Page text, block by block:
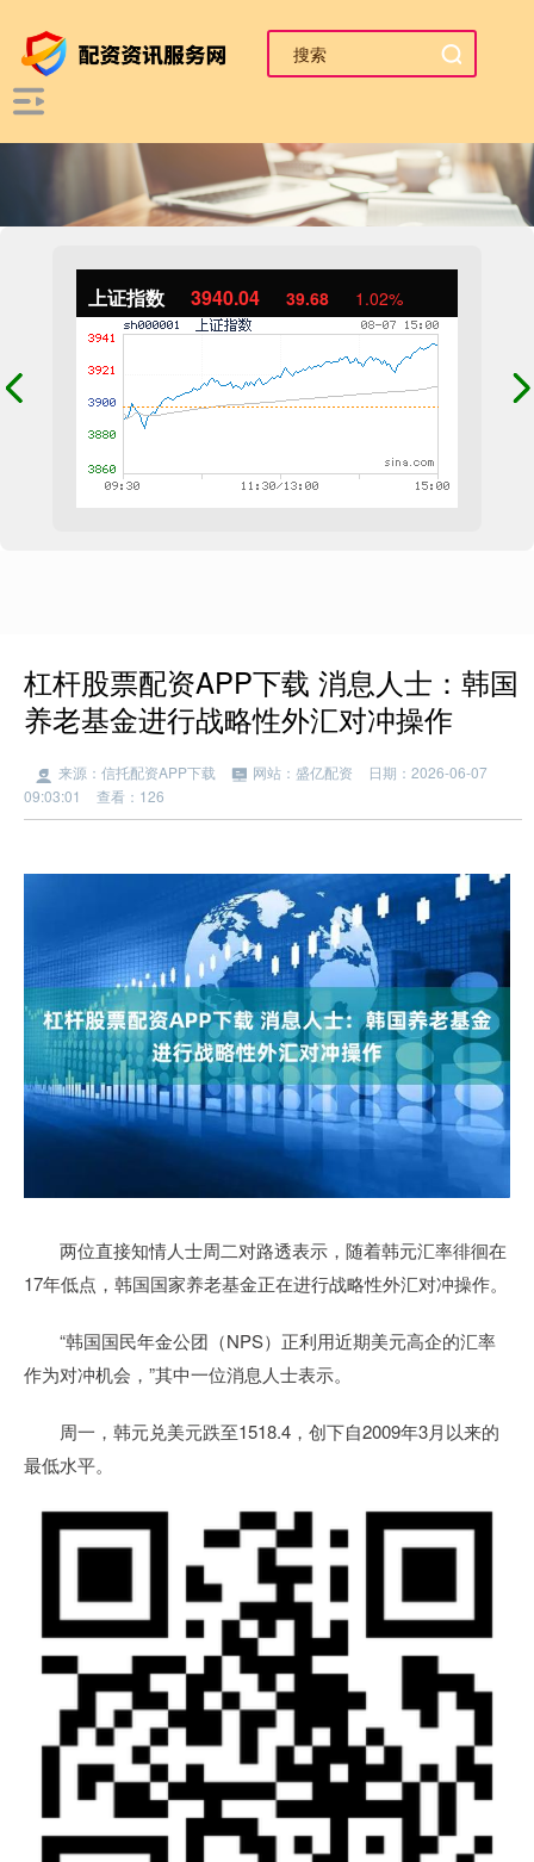
上证指数 3940.04 39.68 1.02%
杠杆股票配资APP下载 消息人士：韩国
养老基金进行战略性外汇对冲操作
来源：信托配资APP下载 网站：盛亿配资
日期：2026-06-07
09:03:01
查看：126
两位直接知情人士周二对路透表示，随着韩元汇率徘徊在
17年低点，韩国国家养老基金正在进行战略性外汇对冲操作。
“韩国国民年金公团（NPS）正利用近期美元高企的汇率
作为对冲机会，”其中一位消息人士表示。
周一，韩元兑美元跌至1518.4，创下自2009年3月以来的
最低水平。